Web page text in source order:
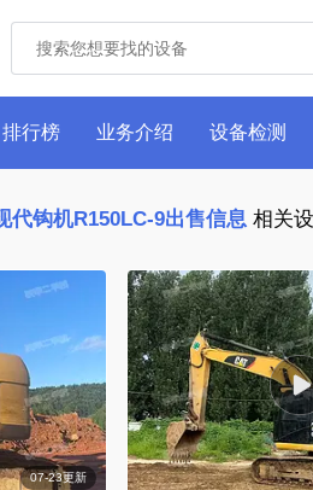
排行榜 业务介绍 设备检测
代钩机R150LC-9出售信息 相关
07-23更新